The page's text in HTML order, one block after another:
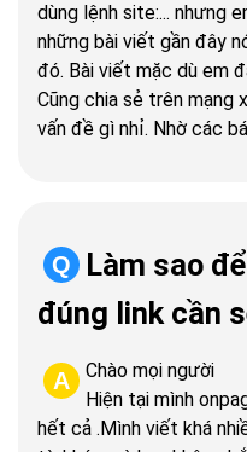
dùng lệnh site:... nhưng
những bài viết gần đây
đó. Bài viết mặc dù em
Cũng chia sẻ trên mạng
vấn đề gì nhỉ. Nhờ các
Q
Làm sao
đúng link cần
A
Chào mọi người
Hiện tại mình
hết cả .Mình viết khá